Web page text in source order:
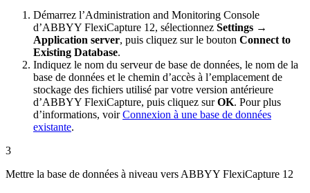
Démarrez l’Administration and Monitoring Console
d’ABBYY FlexiCapture 12, sélectionnez Settings →
Application server, puis cliquez sur le bouton Connect to
Existing Database.
Indiquez le nom du serveur de base de données, le nom de la
base de données et le chemin d’accès à l’emplacement de
stockage des fichiers utilisé par votre version antérieure
d’ABBYY FlexiCapture, puis cliquez surOK. Pour plus
d’informations, voirConnexion à une base de données
existante.
3
Mettre la base de données à niveau vers ABBYY FlexiCapture 12